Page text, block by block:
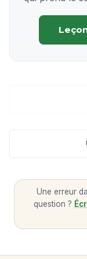
Une erreur
question ?